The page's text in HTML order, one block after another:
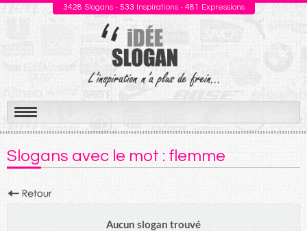
3428 Slogans - 533 Inspirations - 481 Expressions
Aller
au
contenu
Slogans avec le mot : flemme
Aucun slogan trouvé